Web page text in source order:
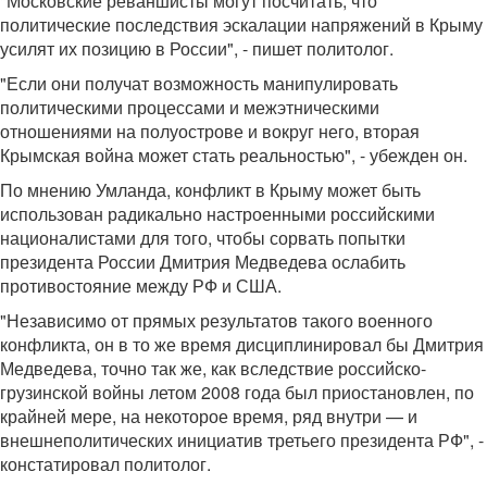
политические последствия эскалации напряжений в Крыму
усилят их позицию в России", - пишет политолог.
"Если они получат возможность манипулировать
политическими процессами и межэтническими
отношениями на полуострове и вокруг него, вторая
Крымская война может стать реальностью", - убежден он.
По мнению Умланда, конфликт в Крыму может быть
использован радикально настроенными российскими
националистами для того, чтобы сорвать попытки
президента России Дмитрия Медведева ослабить
противостояние между РФ и США.
"Независимо от прямых результатов такого военного
конфликта, он в то же время дисциплинировал бы Дмитрия
Медведева, точно так же, как вследствие российско-
грузинской войны летом 2008 года был приостановлен, по
крайней мере, на некоторое время, ряд внутри — и
внешнеполитических инициатив третьего президента РФ", -
констатировал политолог.